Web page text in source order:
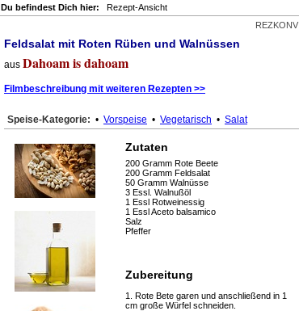
Du befindest Dich hier:
Rezept-Ansicht
REZKONV
Feldsalat mit Roten Rüben und Walnüssen
aus Dahoam is dahoam
Filmbeschreibung mit weiteren Rezepten >>
Speise-Kategorie: • Vorspeise • Vegetarisch • Salat
Zutaten
200 Gramm Rote Beete
200 Gramm Feldsalat
50 Gramm Walnüsse
3 Essl. Walnußöl
1 Essl Rotweinessig
1 Essl Aceto balsamico
Salz
Pfeffer
Zubereitung
1. Rote Bete garen und anschließend in 1
cm große Würfel schneiden.